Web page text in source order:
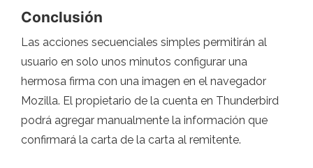
Conclusión
Las acciones secuenciales simples permitirán al
usuario en solo unos minutos configurar una
hermosa firma con una imagen en el navegador
Mozilla. El propietario de la cuenta en Thunderbird
podrá agregar manualmente la información que
confirmará la carta de la carta al remitente.